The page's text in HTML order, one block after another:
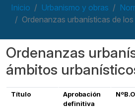
Inicio Urbanismo y obras
Ordenanzas urbanísticas de
Ordenanzas
ámbitos
Título
Aprobación
definitiva